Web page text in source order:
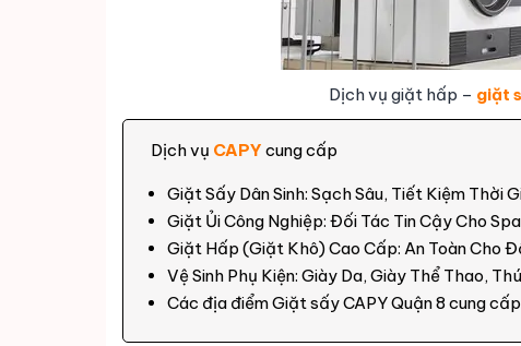
Dịch vụ giặt hấp – giặt
Dịch vụ CAPY cung cấp
Giặt Sấy Dân Sinh: Sạch Sâu, Tiết Kiệm Thời
Giặt Ủi Công Nghiệp: Đối Tác Tin Cậy Cho
Giặt Hấp (Giặt Khô) Cao Cấp: An Toàn Cho
Vệ Sinh Phụ Kiện: Giày Da, Giày Thể Thao,
Các địa điểm Giặt sấy CAPY Quận 8 cung